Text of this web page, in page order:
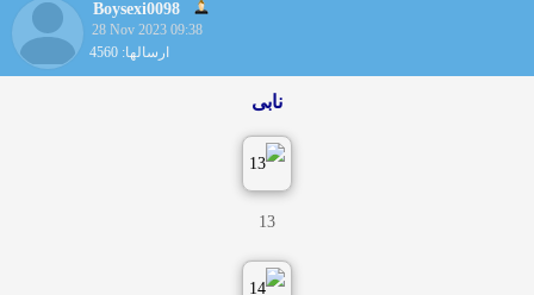
Boysexi0098
28 Nov 2023 09:38
ارسالها: 4560
نابی
13